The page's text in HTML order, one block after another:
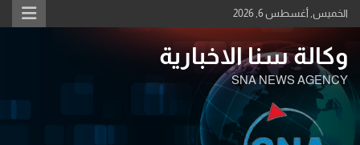
Skip
to
الخميس, أغسطس 6, 2026
وكالة سنا الاخبارية
SNA NEWS AGENCY